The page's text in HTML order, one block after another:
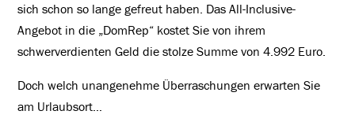
sich schon so lange gefreut haben. Das All-Inclusive-
Angebot in die „DomRep“ kostet Sie von ihrem
schwerverdienten Geld die stolze Summe von 4.992 Euro.
Doch welch unangenehme Überraschungen erwarten Sie
am Urlaubsort…